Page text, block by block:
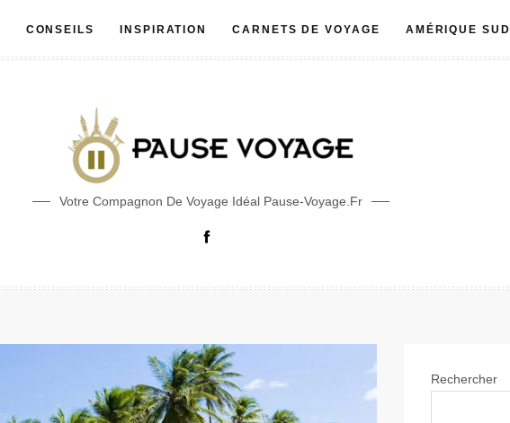
CONSEILS INSPIRATION CARNETS DE VOYAGE AMÉRIQUE SUD
Votre Compagnon De Voyage Idéal Pause-Voyage.fr
Rechercher